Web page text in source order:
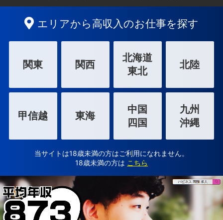
エリアから高収入のお仕事を探す
関東 関西
北海道
東北
北陸
甲信越 東海
中国
四国
九州
沖縄
当サイトは18歳未満の方はご利用になれません。
18歳未満の方は こちら